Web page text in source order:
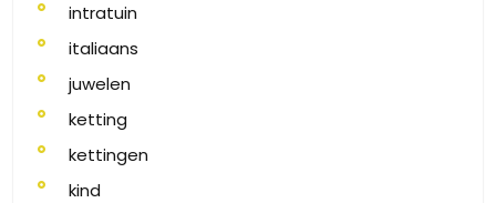
intratuin
italiaans
juwelen
ketting
kettingen
kind